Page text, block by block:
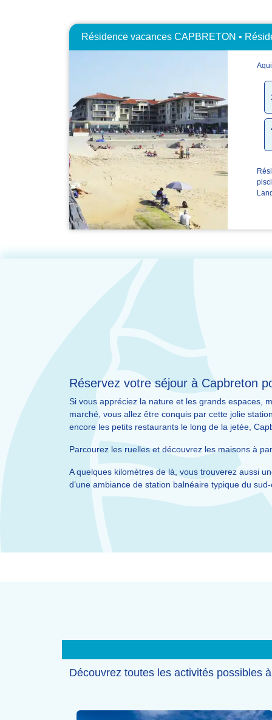
Résidence vacances CAPBRETON •
Réservez votre séjour à Capbreton
Si vous appréciez la nature et les grands espaces,
marché, vous allez être conquis par cette jolie
encore les petits restaurants le long de la jetée,
Parcourez les ruelles et découvrez les maisons à
A quelques kilomètres de là, vous trouverez aussi
d’une ambiance de station balnéaire typique du
Découvrez toutes les activités possibles